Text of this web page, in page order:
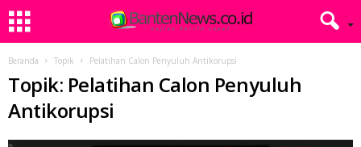
Beranda Topik Pelatihan Calon Penyuluh Antikorupsi
Topik: Pelatihan Calon Penyuluh
Antikorupsi